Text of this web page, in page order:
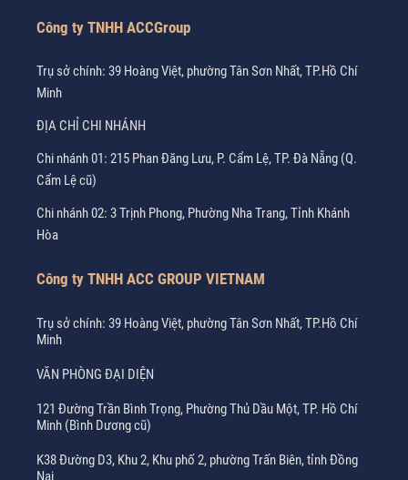
Công ty TNHH ACCGroup
Trụ sở chính: 39 Hoàng Việt, phường Tân Sơn Nhất, TP.Hồ Chí
Minh
ĐỊA CHỈ CHI NHÁNH
Chi nhánh 01: 215 Phan Đăng Lưu, P. Cẩm Lệ, TP. Đà Nẵng (Q.
Cẩm Lệ cũ)
Chi nhánh 02: 3 Trịnh Phong, Phường Nha Trang, Tỉnh Khánh
Hòa
Công ty TNHH ACC GROUP VIETNAM
Trụ sở chính: 39 Hoàng Việt, phường Tân Sơn Nhất, TP.Hồ Chí
Minh
VĂN PHÒNG ĐẠI DIỆN
121 Đường Trần Bình Trọng, Phường Thủ Dầu Một, TP. Hồ Chí
Minh (Bình Dương cũ)
K38 Đường D3, Khu 2, Khu phố 2, phường Trấn Biên, tỉnh Đồng
Nai